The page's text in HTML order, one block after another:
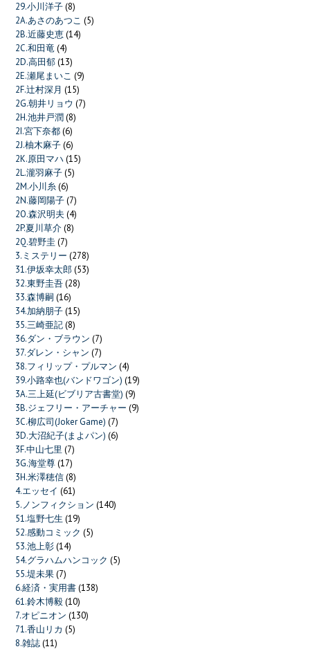
29.小川洋子(8)
2A.あさのあつこ (5)
2B.近藤史恵(14)
2C.和田竜(4)
2D.高田郁(13)
2E.瀬尾まいこ (9)
2F.辻村深月 (15)
2G.朝井リョウ (7)
2H.池井戸潤(8)
2I.宮下奈都(6)
2J.柚木麻子(6)
2K.原田マハ (15)
2L.瀧羽麻子(5)
2M.小川糸(6)
2N.藤岡陽子(7)
2O.森沢明夫 (4)
2P.夏川草介(8)
2Q.碧野圭(7)
3.ミステリー (278)
31.伊坂幸太郎(53)
32.東野圭吾(28)
33.森博嗣 (16)
34.加納朋子(15)
35.三崎亜記(8)
36.ダン・ブラウン (7)
37.ダレン・シャン (7)
38.フィリップ・プルマン (4)
39.小路幸也(バンドワゴン) (19)
3A.三上延(ビブリア古書堂) (9)
3B.ジェフリー・アーチャー (9)
3C.柳広司(Joker Game) (7)
3D.大沼紀子(まよパン) (6)
3F.中山七里 (7)
3G.海堂尊(17)
3H.米澤穂信(8)
4.エッセイ (61)
5.ノンフィクション (140)
51.塩野七生 (19)
52.感動コミック (5)
53.池上彰(14)
54.グラハムハンコック (5)
55.堤未果(7)
6.経済・実用書(138)
61.鈴木博毅(10)
7.オピニオン (130)
71.香山リカ (5)
8.雑誌(11)